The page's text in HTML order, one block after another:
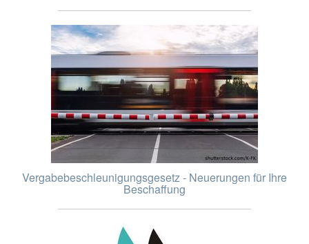
Vergabebeschleunigungsgesetz - Neuerungen für Ihre
Beschaffung